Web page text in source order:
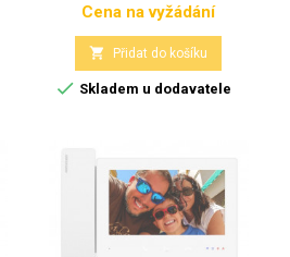
Cena
Cena na vyžádání
 Přidat do košíku
 Skladem u dodavatele